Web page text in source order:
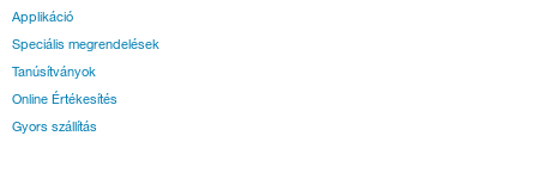
Applikáció
Speciális megrendelések
Tanúsítványok
Online Értékesítés
Gyors szállítás